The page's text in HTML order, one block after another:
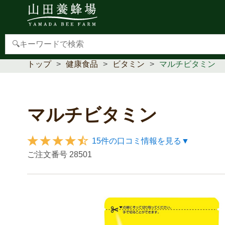
【重要】本人認証サービス(3Dセキュア2.0)導入のお
トップ 健康食品 ビタミン マルチビタミン
マルチビタミン
15件の口コミ情報を見る▼
ご注文番号 28501